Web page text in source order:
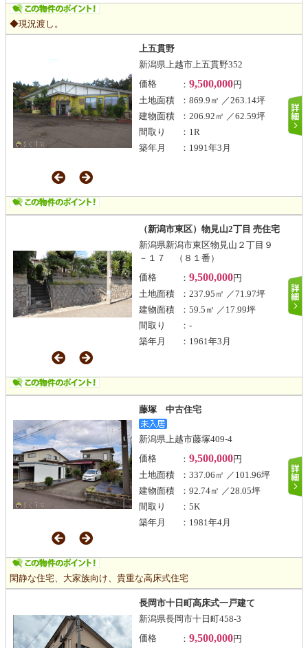
◆現況渡し。
上五貫野
新潟県上越市上五貫野352
価格
： 9,500,000円
土地面積
：869.9㎡ ／263.14坪
建物面積
：206.92㎡ ／62.59坪
間取り
：1R
築年月
：1991年3月
（新潟市東区）物見山2丁目 売住宅
新潟県新潟市東区物見山２丁目９
－１７ （８１番）
価格
： 9,500,000円
土地面積
：237.95㎡ ／71.97坪
建物面積
：59.5㎡ ／17.99坪
間取り
：-
築年月
：1961年3月
藤塚 中古住宅
新潟県上越市藤塚409-4
価格
： 9,500,000円
土地面積
：337.06㎡ ／101.96坪
建物面積
：92.74㎡ ／28.05坪
間取り
：5K
築年月
：1981年4月
閑静な住宅、大家族向け、貴重な高床式住宅
長岡市十日町高床式一戸建て
新潟県長岡市十日町458-3
価格
： 9,500,000円